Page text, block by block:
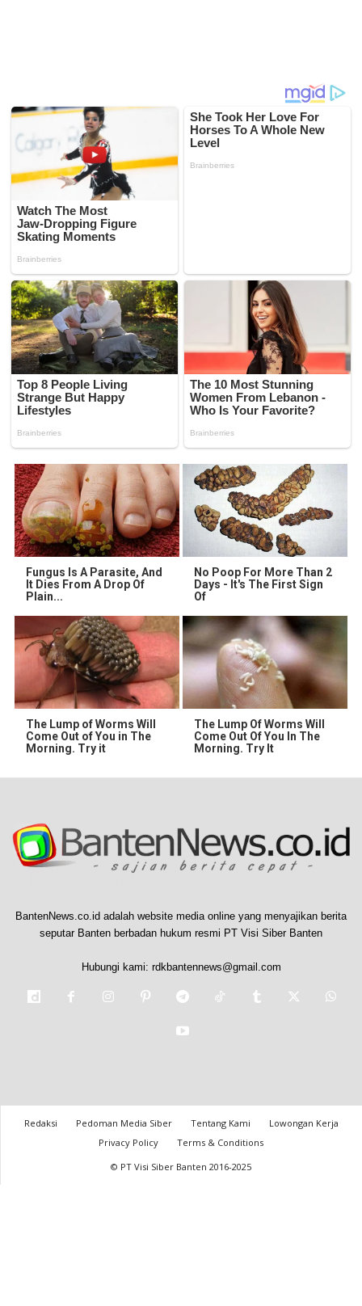
Fungus Is A Parasite, And
It Dies From A Drop Of
Plain...
No Poop For More Than 2
Days - It's The First Sign
Of
The Lump of Worms Will
Come Out of You in The
Morning. Try it
The Lump Of Worms Will
Come Out Of You In The
Morning. Try It
BantenNews.co.id adalah website media online yang menyajikan berita
seputar Banten berbadan hukum resmi PT Visi Siber Banten
Hubungi kami: rdkbantennews@gmail.com
Redaksi Pedoman Media Siber Tentang Kami
Lowongan Kerja
Privacy Policy
Terms & Conditions
© PT Visi Siber Banten 2016-2025